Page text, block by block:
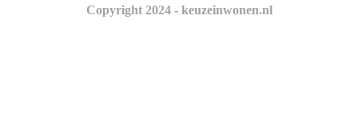
Copyright 2024 - keuzeinwonen.nl